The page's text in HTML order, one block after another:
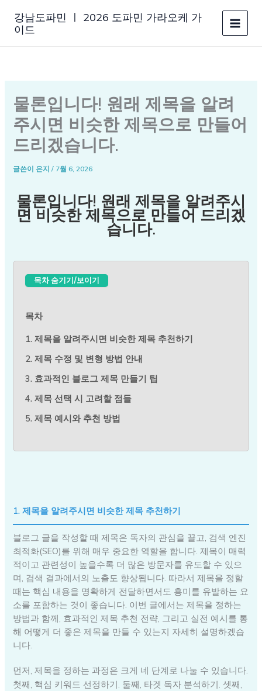
강남도파민 ㅣ 2026 도파민 가라오케 가
이드
물론입니다! 원래 제목을 알려
주시면 비슷한 제목으로 만들어
드리겠습니다.
글쓴이 은지/ 7월 6, 2026
물론입니다! 원래 제목을 알려주시
면 비슷한 제목으로 만들어 드리겠
습니다.
목차 숨기기/보이기
목차
1. 제목을 알려주시면 비슷한 제목 추천하기
2. 제목 수정 및 변형 방법 안내
3. 효과적인 블로그 제목 만들기 팁
4. 제목 선택 시 고려할 점들
5. 제목 예시와 추천 방법
1. 제목을 알려주시면 비슷한 제목 추천하기
블로그 글을 작성할 때 제목은 독자의 관심을 끌고, 검색 엔진
최적화(SEO)를 위해 매우 중요한 역할을 합니다. 제목이 매력
적이고 관련성이 높을수록 더 많은 방문자를 유도할 수 있으
며, 검색 결과에서의 노출도 향상됩니다. 따라서 제목을 정할
때는 핵심 내용을 명확하게 전달하면서도 흥미를 유발하는 요
소를 포함하는 것이 좋습니다. 이번 글에서는 제목을 정하는
방법과 함께, 효과적인 제목 추천 전략, 그리고 실전 예시를 통
해 어떻게 더 좋은 제목을 만들 수 있는지 자세히 설명하겠습
니다.
먼저, 제목을 정하는 과정은 크게 네 단계로 나눌 수 있습니다.
첫째, 핵심 키워드 선정하기. 둘째, 타겟 독자 분석하기. 셋째,